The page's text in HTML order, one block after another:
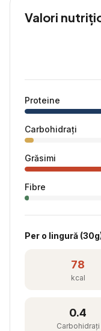
Valori
Proteine
Carbohidrați
Grăsimi
Fibre
Per o lingură (30
78
kcal
0.4
Carbohidrați